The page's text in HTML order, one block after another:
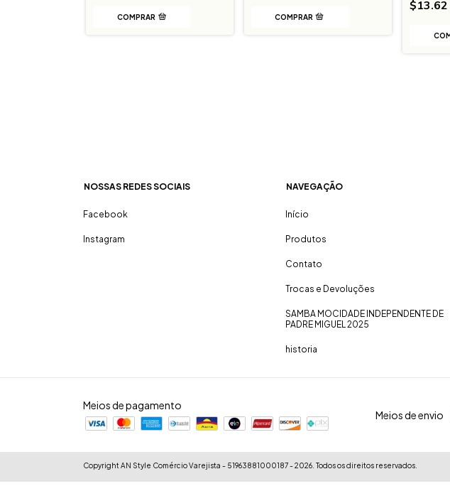
COMPRAR
$13.62
NOSSAS REDES SOCIAIS
Facebook
Instagram
NAVEGAÇÃO
Início
Produtos
Contato
Trocas e Devoluções
SAMBA MOCIDADE INDEPENDENTE DE
PADRE MIGUEL 2025
historia
Meios de pagamento
Meios de envio
Copyright AN Style Comércio Varejista - 51963881000187 - 2026. Todos os direitos reservados.